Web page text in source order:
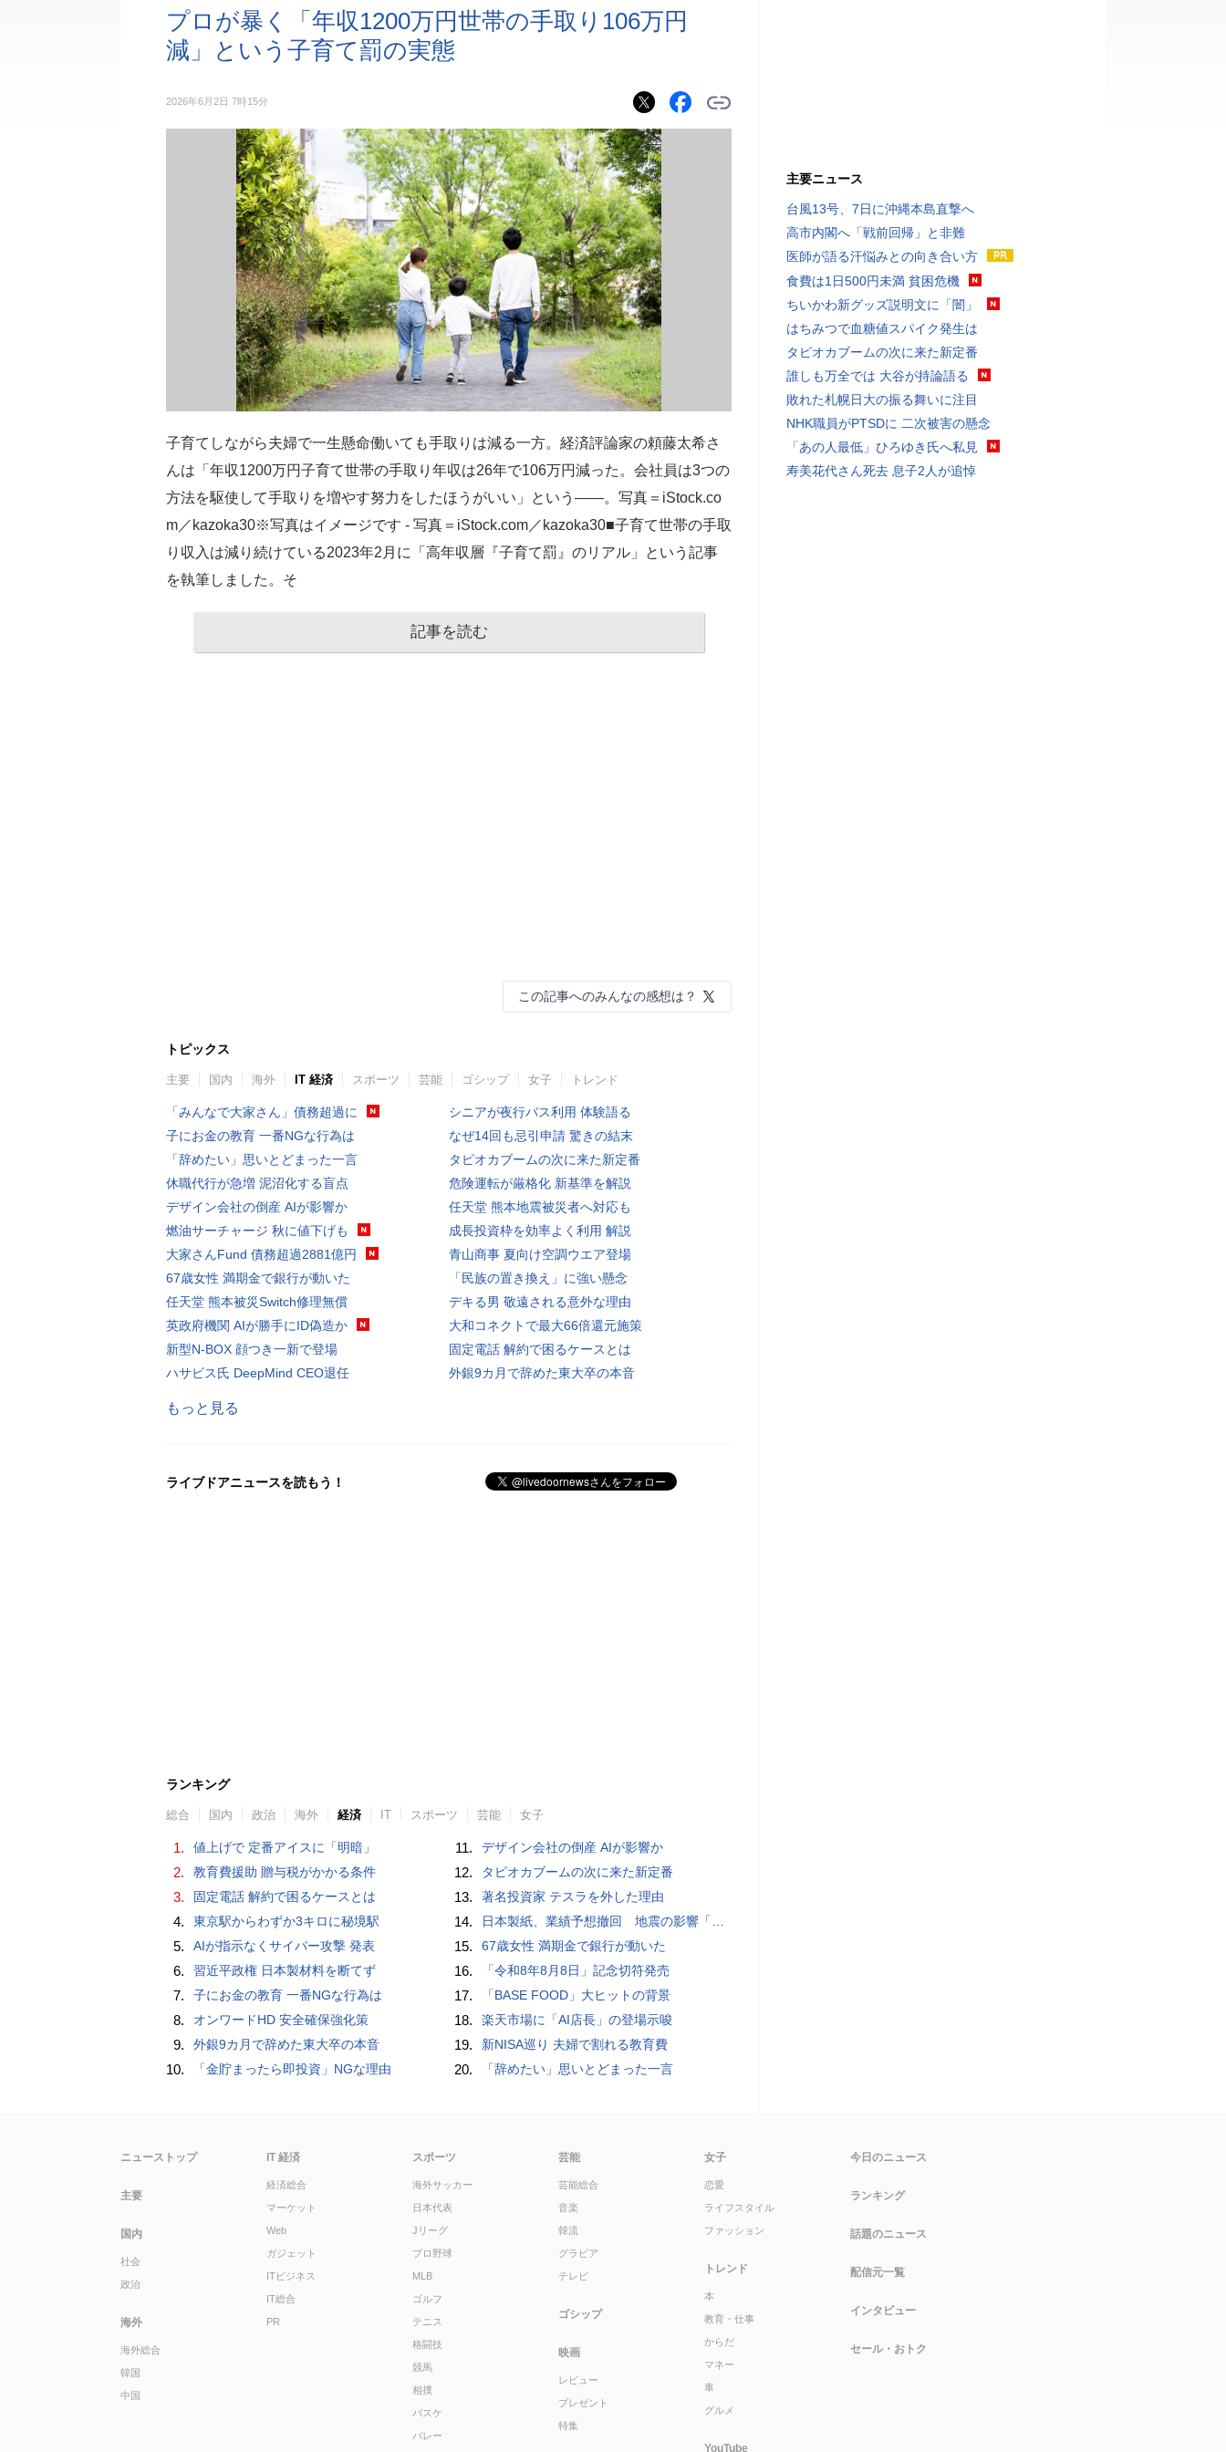
プロが暴く「年収1200万円世帯の手取り106万円
減」という子育て罰の実態
2026年6月2日 7時15分
子育てしながら夫婦で一生懸命働いても手取りは減る一方。経済評論家の頼藤太希さ
んは「年収1200万円子育て世帯の手取り年収は26年で106万円減った。会社員は3つの
方法を駆使して手取りを増やす努力をしたほうがいい」という――。写真＝iStock.co
m／kazoka30※写真はイメージです - 写真＝iStock.com／kazoka30■子育て世帯の手取
り収入は減り続けている2023年2月に「高年収層『子育て罰』のリアル」という記事
を執筆しました。そ
記事を読む
この記事へのみんなの感想は？
トピックス
主要 国内 海外 IT 経済 スポーツ 芸能 ゴシップ 女子 トレンド
「みんなで大家さん」債務超過に
子にお金の教育 一番NGな行為は
「辞めたい」思いとどまった一言
休職代行が急増 泥沼化する盲点
デザイン会社の倒産 AIが影響か
燃油サーチャージ 秋に値下げも
大家さんFund 債務超過2881億円
67歳女性 満期金で銀行が動いた
任天堂 熊本被災Switch修理無償
英政府機関 AIが勝手にID偽造か
新型N-BOX 顔つき一新で登場
ハサビス氏 DeepMind CEO退任
シニアが夜行バス利用 体験語る
なぜ14回も忌引申請 驚きの結末
タピオカブームの次に来た新定番
危険運転が厳格化 新基準を解説
任天堂 熊本地震被災者へ対応も
成長投資枠を効率よく利用 解説
青山商事 夏向け空調ウエア登場
「民族の置き換え」に強い懸念
デキる男 敬遠される意外な理由
大和コネクトで最大66倍還元施策
固定電話 解約で困るケースとは
外銀9カ月で辞めた東大卒の本音
もっと見る
ライブドアニュースを読もう！
ランキング
総合 国内 政治 海外 経済 IT スポーツ 芸能 女子
1. 値上げで 定番アイスに「明暗」
2. 教育費援助 贈与税がかかる条件
3. 固定電話 解約で困るケースとは
4. 東京駅からわずか3キロに秘境駅
5. AIが指示なくサイバー攻撃 発表
6. 習近平政権 日本製材料を断てず
7. 子にお金の教育 一番NGな行為は
8. オンワードHD 安全確保強化策
9. 外銀9カ月で辞めた東大卒の本音
10. 「金貯まったら即投資」NGな理由
11. デザイン会社の倒産 AIが影響か
12. タピオカブームの次に来た新定番
13. 著名投資家 テスラを外した理由
14. 日本製紙、業績予想撤回 地震の影響「算定困難」
15. 67歳女性 満期金で銀行が動いた
16. 「令和8年8月8日」記念切符発売
17. 「BASE FOOD」大ヒットの背景
18. 楽天市場に「AI店長」の登場示唆
19. 新NISA巡り 夫婦で割れる教育費
20. 「辞めたい」思いとどまった一言
主要ニュース
台風13号、7日に沖縄本島直撃へ
高市内閣へ「戦前回帰」と非難
医師が語る汗悩みとの向き合い方
食費は1日500円未満 貧困危機
ちいかわ新グッズ説明文に「闇」
はちみつで血糖値スパイク発生は
タピオカブームの次に来た新定番
誰しも万全では 大谷が持論語る
敗れた札幌日大の振る舞いに注目
NHK職員がPTSDに 二次被害の懸念
「あの人最低」ひろゆき氏へ私見
寿美花代さん死去 息子2人が追悼
ニューストップ
主要
国内
社会
政治
海外
海外総合
韓国
中国
IT 経済
経済総合
マーケット
Web
ガジェット
ITビジネス
IT総合
PR
スポーツ
海外サッカー
日本代表
Jリーグ
プロ野球
MLB
ゴルフ
テニス
格闘技
競馬
相撲
バスケ
バレー
芸能
芸能総合
音楽
韓流
グラビア
テレビ
ゴシップ
映画
レビュー
プレゼント
特集
女子
恋愛
ライフスタイル
ファッション
トレンド
本
教育・仕事
からだ
マネー
車
グルメ
YouTube
今日のニュース
ランキング
話題のニュース
配信元一覧
インタビュー
セール・おトク